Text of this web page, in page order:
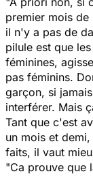
premier mois de
il n'y a pas de
pilule est que
féminines,
pas féminins.
garçon, si
interférer. Mais
Tant que c'est
un mois et
faits, il vaut
"Ca prouve que